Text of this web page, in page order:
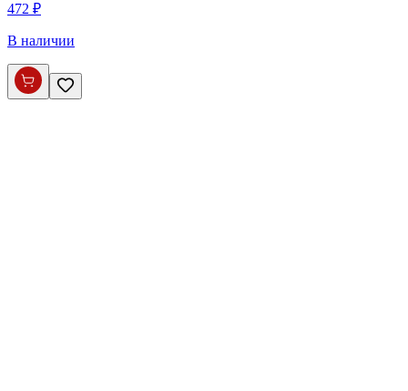
472 ₽
В наличии